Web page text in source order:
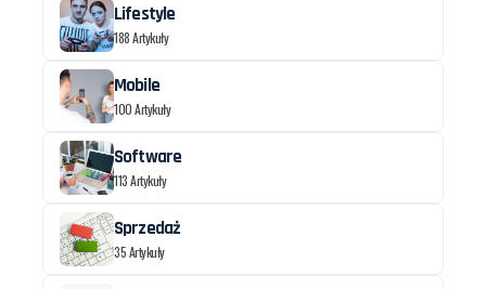
Lifestyle
188 Artykuły
Mobile
100 Artykuły
Software
113 Artykuły
Sprzedaż
35 Artykuły